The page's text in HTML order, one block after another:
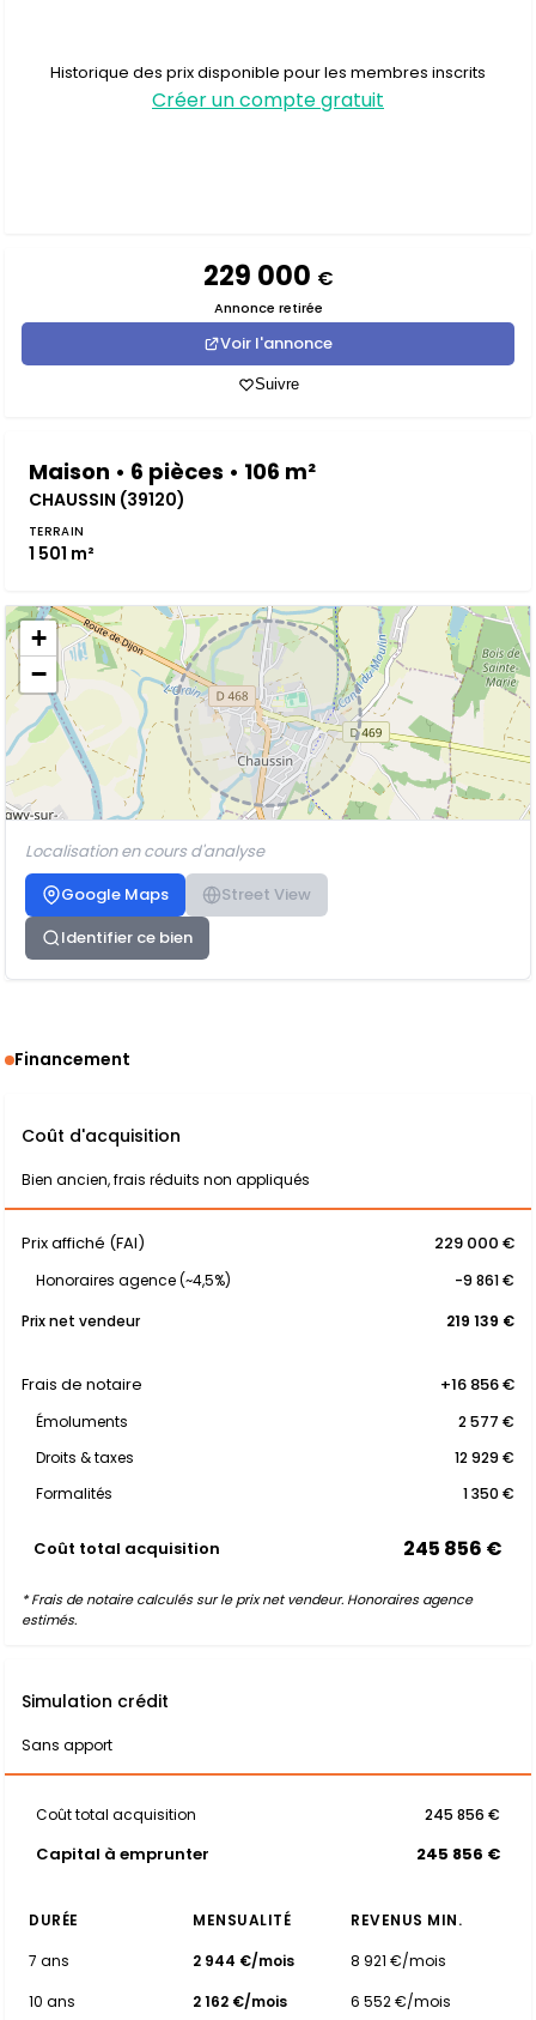
Historique des prix disponible pour les membres inscrits
Créer un compte gratuit
229 000 €
Annonce retirée
Voir l'annonce
Suivre
Maison • 6 pièces • 106 m²
CHAUSSIN (39120)
TERRAIN
1 501 m²
+
−
Localisation en cours d'analyse
Google Maps
Street View
Identifier ce bien
Financement
Coût d'acquisition
Bien ancien, frais réduits non appliqués
Prix affiché (FAI) 229 000 €
Honoraires agence (~4,5%)
-9 861 €
Prix net vendeur
219 139 €
Frais de notaire +16 856 €
Émoluments
2 577 €
Droits & taxes
12 929 €
Formalités
1 350 €
Coût total acquisition 245 856 €
* Frais de notaire calculés sur le prix net vendeur. Honoraires agence
estimés.
Simulation crédit
Sans apport
Coût total acquisition 245 856 €
Capital à emprunter 245 856 €
DURÉE MENSUALITÉ
REVENUS MIN.
7 ans
2 944 €/mois
8 921 €/mois
10 ans
2 162 €/mois 6 552 €/mois